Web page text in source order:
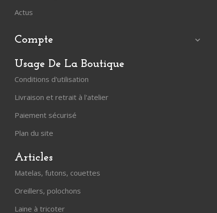
Actus
Compte 
Usage De La Boutique
Conditions d'utilisation
Livraison et retrait à l'atelier
Paiement sécurisé
Plan du site
Articles
Matelas, futons, couettes
Oreillers, polochons
Laine à tricoter